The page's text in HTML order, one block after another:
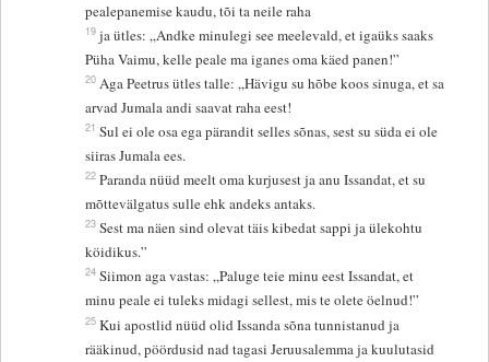
pealepanemise kaudu, tõi ta neile raha
19 ja ütles: „Andke minulegi see meelevald, et igaüks saaks
Püha Vaimu, kelle peale ma iganes oma käed panen!”
20 Aga Peetrus ütles talle: „Hävigu su hõbe koos sinuga, et sa
arvad Jumala andi saavat raha eest!
21 Sul ei ole osa ega pärandit selles sõnas, sest su süda ei ole
siiras Jumala ees.
22 Paranda nüüd meelt oma kurjusest ja anu Issandat, et su
mõttevälgatus sulle ehk andeks antaks.
23 Sest ma näen sind olevat täis kibedat sappi ja ülekohtu
köidikus.”
24 Siimon aga vastas: „Paluge teie minu eest Issandat, et
minu peale ei tuleks midagi sellest, mis te olete öelnud!”
25 Kui apostlid nüüd olid Issanda sõna tunnistanud ja
rääkinud, pöördusid nad tagasi Jeruusalemma ja kuulutasid